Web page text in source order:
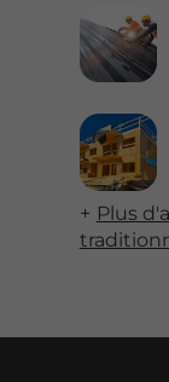
Plus